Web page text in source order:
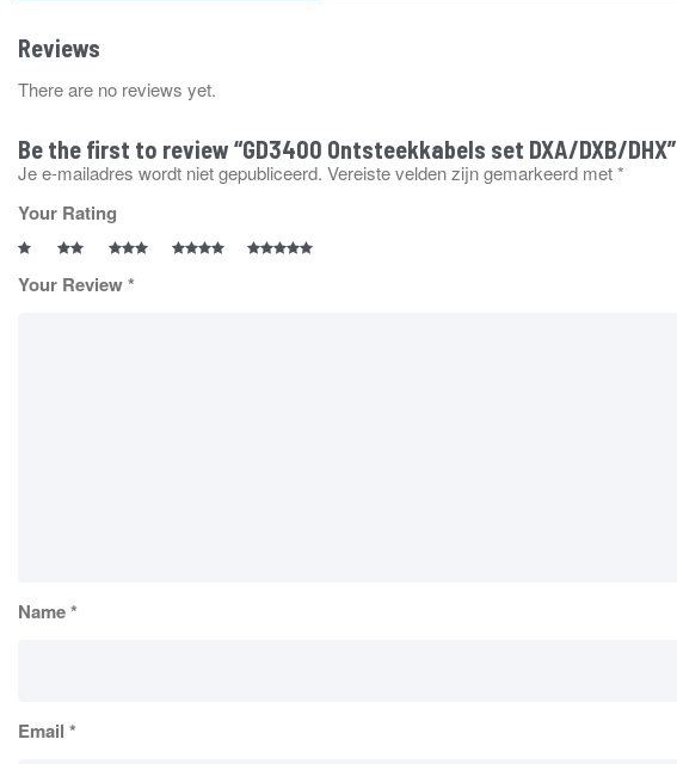
Reviews
There are no reviews yet.
Be the first to review “GD3400 Ontsteekkabels set DXA/DXB/DHX”
Je e-mailadres wordt niet gepubliceerd. Vereiste velden zijn gemarkeerd met*
Your Rating
Your Review*
Name*
Email *